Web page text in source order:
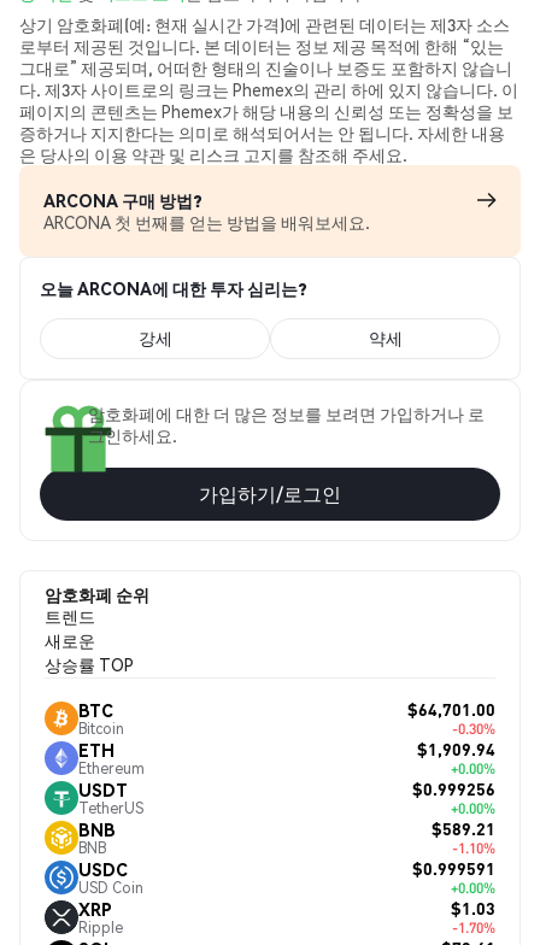
상기 암호화폐(예: 현재 실시간 가격)에 관련된 데이터는 제3자 소스
로부터 제공된 것입니다. 본 데이터는 정보 제공 목적에 한해 “있는
그대로” 제공되며, 어떠한 형태의 진술이나 보증도 포함하지 않습니
다. 제3자 사이트로의 링크는 Phemex의 관리 하에 있지 않습니다. 이
페이지의 콘텐츠는 Phemex가 해당 내용의 신뢰성 또는 정확성을 보
증하거나 지지한다는 의미로 해석되어서는 안 됩니다. 자세한 내용
은 당사의 이용 약관 및 리스크 고지를 참조해 주세요.
ARCONA 구매 방법?
ARCONA 첫 번째를 얻는 방법을 배워보세요.
오늘 ARCONA에 대한 투자 심리는?
강세 약세
암호화폐에 대한 더 많은 정보를 보려면 가입하거나 로
그인하세요.
가입하기/로그인
암호화폐 순위
트렌드
새로운
상승률 TOP
BTC
Bitcoin
$64,701.00
-0.30%
ETH
Ethereum
$1,909.94
+0.00%
USDT
TetherUS
$0.999256
+0.00%
BNB
BNB
$589.21
-1.10%
USDC
USD Coin
$0.999591
+0.00%
XRP
Ripple
$1.03
-1.70%